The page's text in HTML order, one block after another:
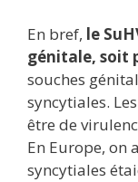
En bref, le
génitale, soit
souches
syncytiales.
être de
En Europe, on
syncytiales